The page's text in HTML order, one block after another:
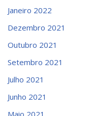
Janeiro 2022
Dezembro 2021
Outubro 2021
Setembro 2021
Julho 2021
Junho 2021